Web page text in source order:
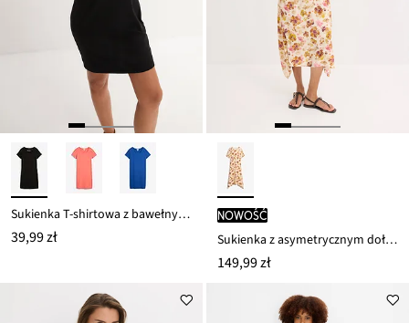
Sukienka T-shirtowa z bawełny organicznej ze stretchem
39,99 zł
nowość
Sukienka z asymetrycznym dołem
149,99 zł